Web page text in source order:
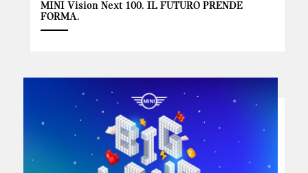
MINI Vision Next 100. IL FUTURO PRENDE
FORMA.